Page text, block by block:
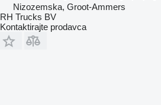
Nizozemska, Groot-Ammers
RH Trucks BV
Kontaktirajte prodavca